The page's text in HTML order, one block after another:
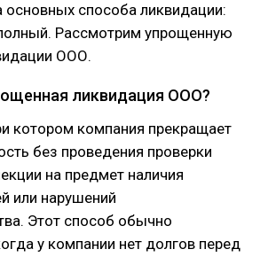
основных способа ликвидации:
Рассмотрим упрощенную
ООО.
ликвидация ООО?
котором компания прекращает
без проведения проверки
на предмет наличия
или нарушений
Этот способ обычно
у компании нет долгов перед